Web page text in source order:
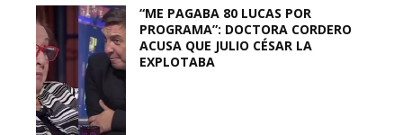
“ME PAGABA 80 LUCAS POR
PROGRAMA”: DOCTORA CORDERO
ACUSA QUE JULIO CÉSAR LA
EXPLOTABA